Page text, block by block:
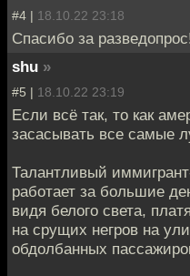
#4 | 18.10.22 23:18
Спасибо за разведопрос!
shu »
#5 | 18.10.22 23:19
Если всё так, то как
засасывать все самые
Талантливый
работает за большие
видя белого света,
на срущих негров на
обдолбанных